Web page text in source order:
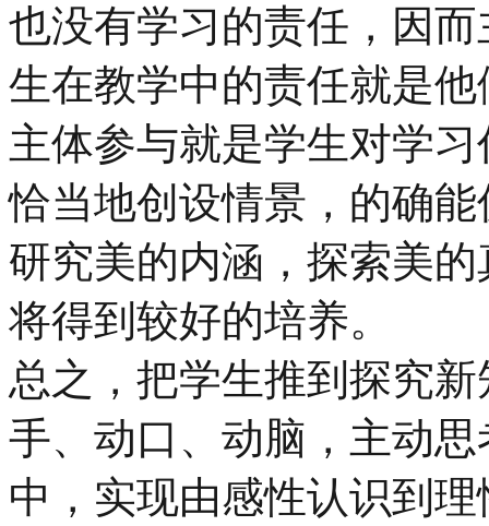
也没有学习的责任，因
生在教学中的责任就是
主体参与就是学生对学
恰当地创设情景，的确
研究美的内涵，探索美
将得到较好的培养。
总之，把学生推到探究
手、动口、动脑，主动
中，实现由感性认识到